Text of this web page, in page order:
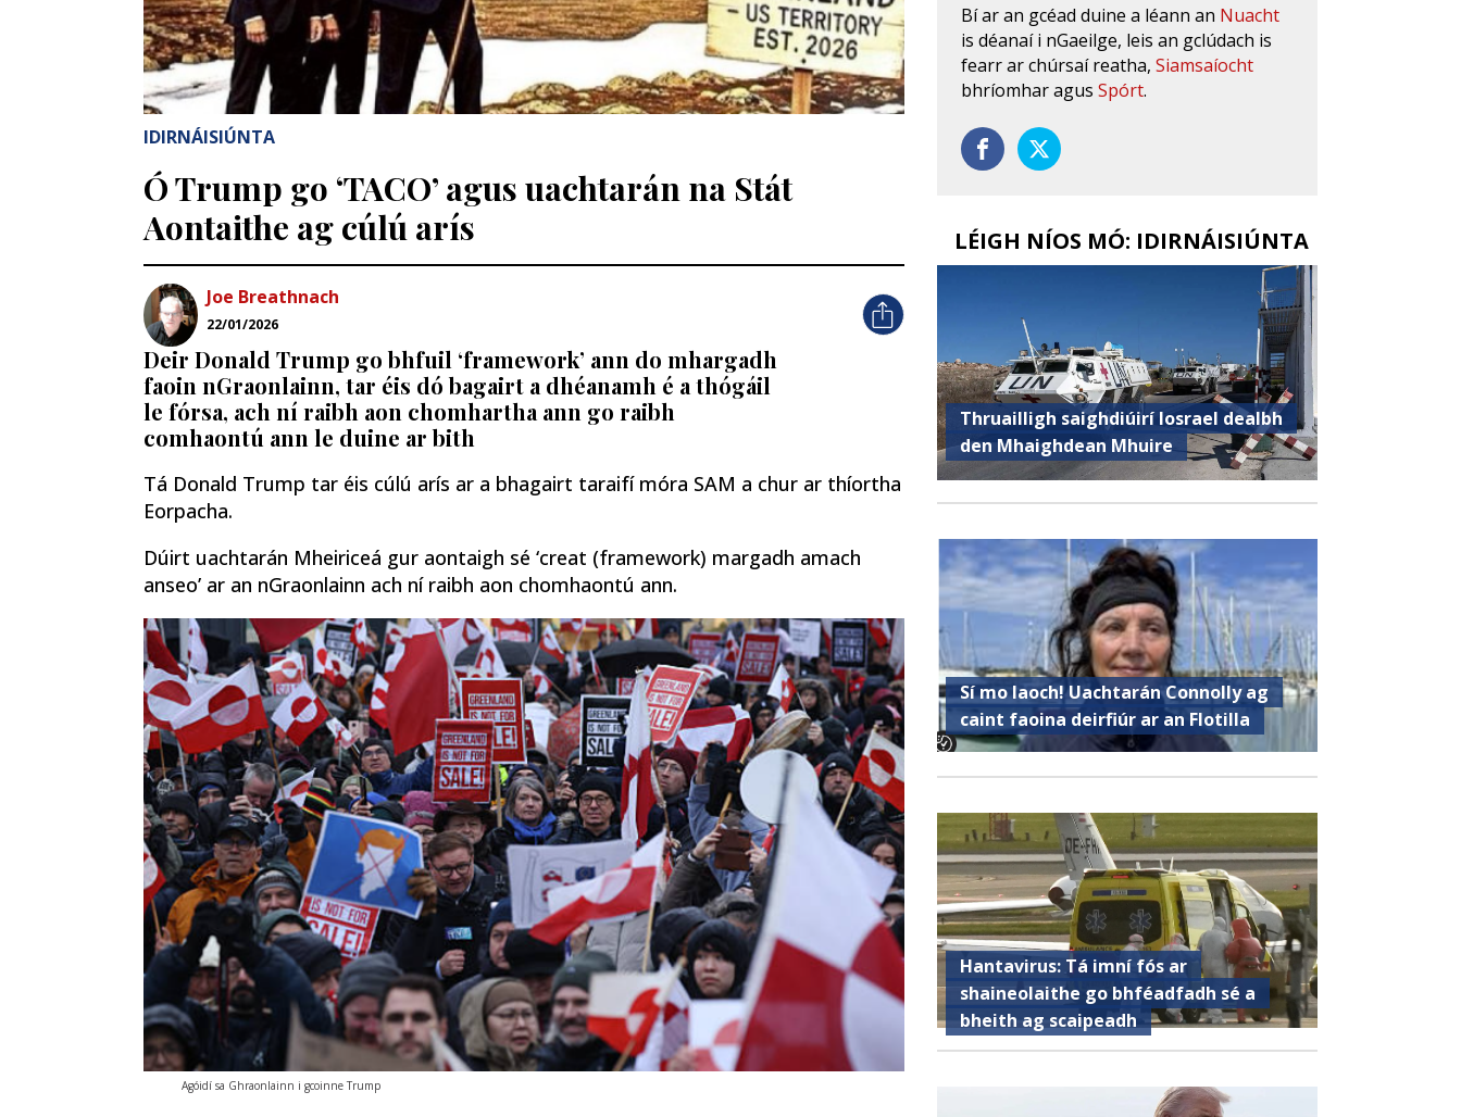
IDIRNÁISIÚNTA
Ó Trump go ‘TACO’ agus uachtarán na Stát
Aontaithe ag cúlú arís
Joe Breathnach
22/01/2026
Deir Donald Trump go bhfuil ‘framework’ ann do mhargadh
faoin nGraonlainn, tar éis dó bagairt a dhéanamh é a thógáil
le fórsa, ach ní raibh aon chomhartha ann go raibh
comhaontú ann le duine ar bith
Tá Donald Trump tar éis cúlú arís ar a bhagairt taraifí móra SAM a chur ar thíortha
Eorpacha.
Dúirt uachtarán Mheiriceá gur aontaigh sé ‘creat (framework) margadh amach
anseo’ ar an nGraonlainn ach ní raibh aon chomhaontú ann.
Agóidí sa Ghraonlainn i gcoinne Trump
Bí ar an gcéad duine a léann an Nuacht
is déanaí i nGaeilge, leis an gclúdach is
fearr ar chúrsaí reatha,Siamsaíocht
bhríomhar agusSpórt.
LÉIGH NÍOS MÓ: IDIRNÁISIÚNTA
Thruailligh saighdiúirí Iosrael dealbh
den Mhaighdean Mhuire
Sí mo laoch! Uachtarán Connolly ag
caint faoina deirfiúr ar an Flotilla
Hantavirus: Tá imní fós ar
shaineolaithe go bhféadfadh sé a
bheith ag scaipeadh